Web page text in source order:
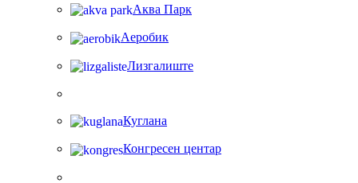
Аква Парк
Аеробик
Лизгалиште
Куглана
Конгресен центар